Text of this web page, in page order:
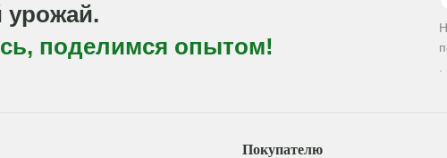
урожай.
поделимся опытом!
Покупателю